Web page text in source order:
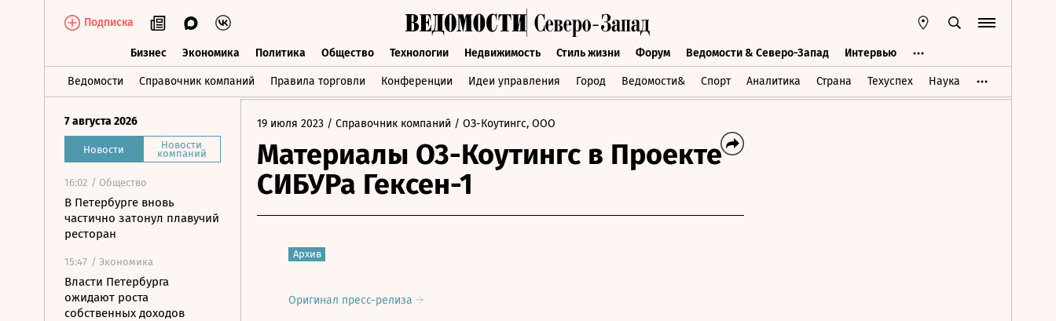
Подписка
Бизнес Экономика Политика Общество Технологии Недвижимость Стиль жизни Форум Ведомости & Северо-Запад Интервью
Ведомости Справочник компаний Правила торговли Конференции Идеи управления Город Ведомости& Спорт Аналитика Страна Техуспех Наука
Бизнес Экономика Политика Общество Технологии Недвижимость Стиль жизни Форум Ведомости & Северо-Запад Интервью
7 августа 2026
Новости Новости
компаний
16:02 / Общество
В Петербурге вновь
частично затонул плавучий
ресторан
15:47 / Экономика
Власти Петербурга
ожидают роста
собственных доходов
19 июля 2023 / Справочник компаний / ОЗ-Коутингс, ООО
Материалы О3-Коутингс в Проекте
СИБУРа Гексен-1
Архив
Оригинал пресс-релиза